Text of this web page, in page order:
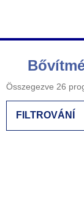
Összegezve 26
FILTROVÁNÍ